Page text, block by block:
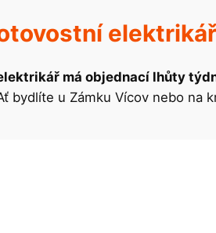
má objednací lhůty
bydlíte u Zámku Vícov nebo na